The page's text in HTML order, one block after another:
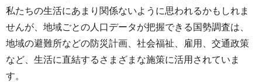
私たちの生活にあまり関係ないように思われるかもしれま
せんが、地域ごとの人口データが把握できる国勢調査は、
地域の避難所などの防災計画、社会福祉、雇用、交通政策
など、生活に直結するさまざまな施策に活用されていま
す。